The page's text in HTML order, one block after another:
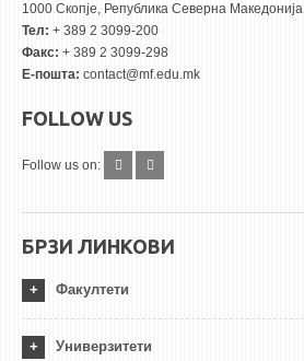
1000 Скопје, Република Северна Македонија
Тел: + 389 2 3099-200
Факс: + 389 2 3099-298
Е-пошта: contact@mf.edu.mk
FOLLOW US
Follow us on:
БРЗИ ЛИНКОВИ
Факултети
Универзитети